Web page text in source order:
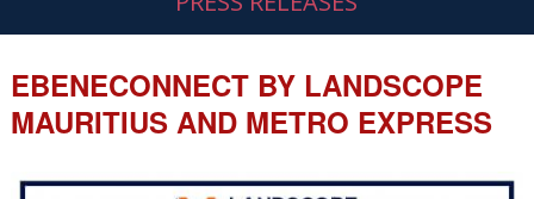
EBENECONNECT BY LANDSCOPE
MAURITIUS AND METRO EXPRESS